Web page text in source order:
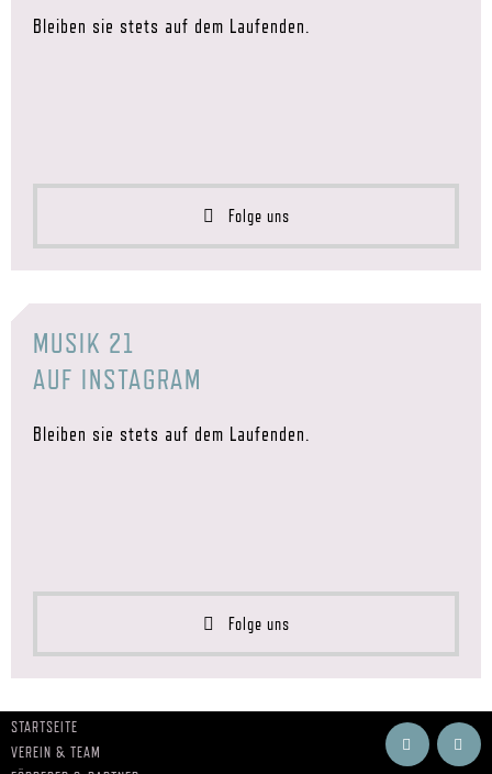
Bleiben sie stets auf dem Laufenden.
Folge uns
MUSIK 21
AUF INSTAGRAM
Bleiben sie stets auf dem Laufenden.
Folge uns
STARTSEITE
VEREIN & TEAM